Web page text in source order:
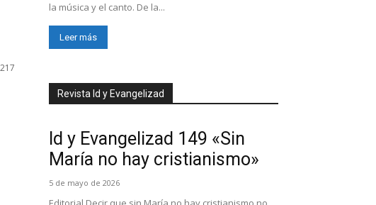
la música y el canto. De la...
Leer más
Revista Id y Evangelizad
Id y Evangelizad 149 «Sin
María no hay cristianismo»
5 de mayo de 2026